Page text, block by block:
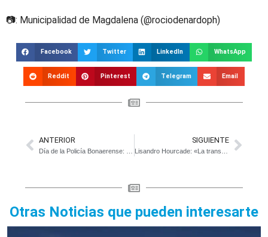
📷: Municipalidad de Magdalena (@rociodenardoph)
Facebook Twitter LinkedIn WhatsApp
Reddit Pinterest Telegram Email
ANTERIOR SIGUIENTE
Otras Noticias que pueden interesarte